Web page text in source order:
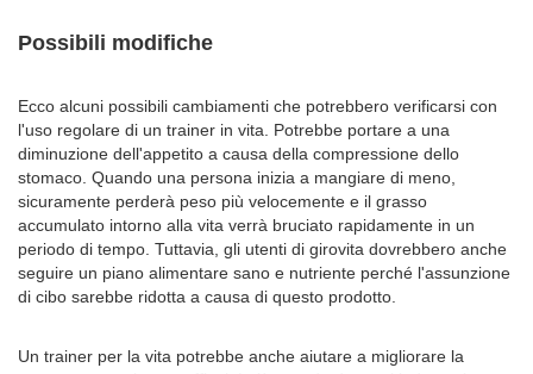
Possibili modifiche
Ecco alcuni possibili cambiamenti che potrebbero verificarsi con
l'uso regolare di un trainer in vita. Potrebbe portare a una
diminuzione dell'appetito a causa della compressione dello
stomaco. Quando una persona inizia a mangiare di meno,
sicuramente perderà peso più velocemente e il grasso
accumulato intorno alla vita verrà bruciato rapidamente in un
periodo di tempo. Tuttavia, gli utenti di girovita dovrebbero anche
seguire un piano alimentare sano e nutriente perché l'assunzione
di cibo sarebbe ridotta a causa di questo prodotto.
Un trainer per la vita potrebbe anche aiutare a migliorare la